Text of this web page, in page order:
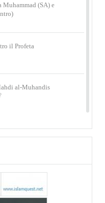
Muhammad (SA) e
il Profeta
al-Muhandis
l’Imam Alì